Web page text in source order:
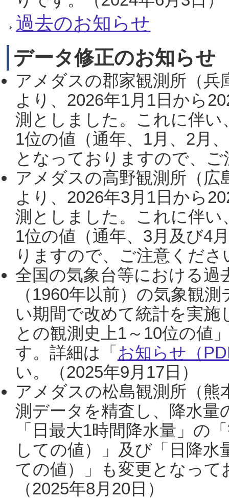
過去のお知らせ
データ修正のお知らせ
アメダスの郡家観測所（
より、2026年1月1日から
測としました。これに伴い
1位の値（通年、1月、2月
となっておりますので、
アメダスの高野観測所（
より、2026年3月1日から
測としました。これに伴い
1位の値（通年、3月及び4
りますので、ご注意くだ
全国の気象台等における過
（1960年以前）の気象観
い期間で改めて統計を実
との観測史上1～10位の値
す。詳細は「 お知らせ（
い。（2025年9月17日）
アメダスの松島観測所（熊
測データを精査し、降水
「日最大1時間降水量」の
しての値）」及び「日降
ての値）」も変更となっ
（2025年8月20日）